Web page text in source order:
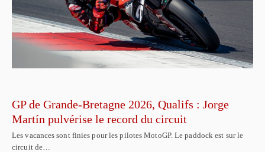
GP de Grande-Bretagne 2026, Qualifs : Jorge
Martín pulvérise le record du circuit
Les vacances sont finies pour les pilotes MotoGP. Le paddock est sur le
circuit de…